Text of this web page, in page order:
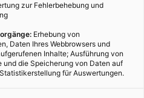
Friedensreich
zur Fehlerbehebung und
Erhebung von
Daten Ihres Webbrowsers und
Inhalte; Ausführung von
und die Speicherung von Daten auf
für Auswertungen.